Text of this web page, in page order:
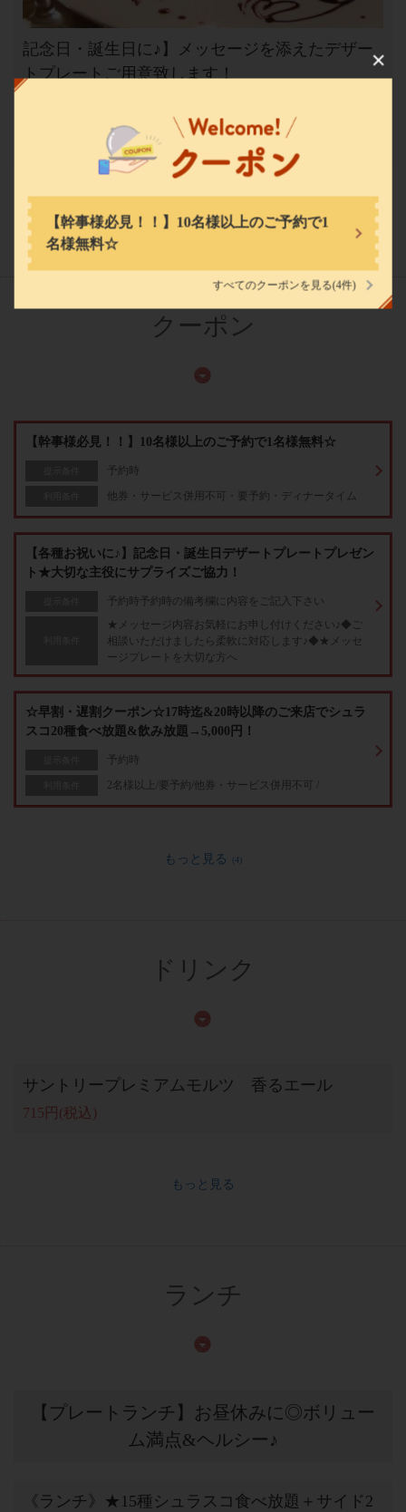
【幹事様必見！！】10名様以上のご予約で1
名様無料☆
すべてのクーポンを見る(4件)
記念日・誕生日に♪】メッセージを添えたデザー
トプレートご用意致します！
メッセージ内容はご予約時にフォームに記載いただくか、店舗
までご相談ください♪
もっと見る
クーポン
【幹事様必見！！】10名様以上のご予約で1名様無料☆
予約時
他券・サービス併用不可・要予約・ディナータイム
【各種お祝いに♪】記念日・誕生日デザートプレートプレゼン
ト★大切な主役にサプライズご協力！
予約時予約時の備考欄に内容をご記入下さい
★メッセージ内容お気軽にお申し付けください♪◆ご
相談いただけましたら柔軟に対応します♪◆★メッセ
ージプレートを大切な方へ
☆早割・遅割クーポン☆17時迄&20時以降のご来店でシュラ
スコ20種食べ放題&飲み放題→5,000円！
予約時
2名様以上/要予約/他券・サービス併用不可 /
もっと見る (4)
ドリンク
サントリープレミアムモルツ 香るエール
715円 (税込)
もっと見る
ランチ
【プレートランチ】お昼休みに◎ボリュー
ム満点&ヘルシー♪
《ランチ》★15種シュラスコ食べ放題＋サイド2
この店舗情報をシェアする
兵庫県神戸市中央区雲井通７-1-1 ミント神戸 8F
https://alegria-koube.owst.jp/
お店情報をコピー
閉じる